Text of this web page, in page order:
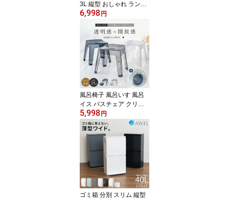
3L 縦型 おしゃれ ランキ
ング受賞 キッチン ふた
付き 3分別 大容量 ワゴン
キャスター ダストボック
ス リビング ごみ箱 タオ
ルラック 収納ラック 洗
面所 脱衣所 隙間収納 フ
ラップ 【 アスベル ASV
EL 資源 ゴミ 分別 ワゴン
3段 ワイド 43.0L EC】
6,998 円
風呂椅子 風呂いす 風呂
イス バスチェア クリア
クリア素材 お風呂 椅子 3
5cm 湯おけ セット おし
ゃれ 高め 洗いやすい 高
級感 通気性 母の日 父の
日 カビが生えにくい 清
潔 ホテルライク 透明 【
アスベル レリッシュ AS
VEL RELISH 35cm 湯桶
セット 】
5,998 円
ゴミ箱 分別 スリム 縦型